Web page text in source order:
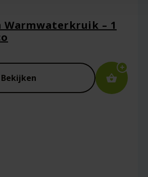
– 1
Bekijken